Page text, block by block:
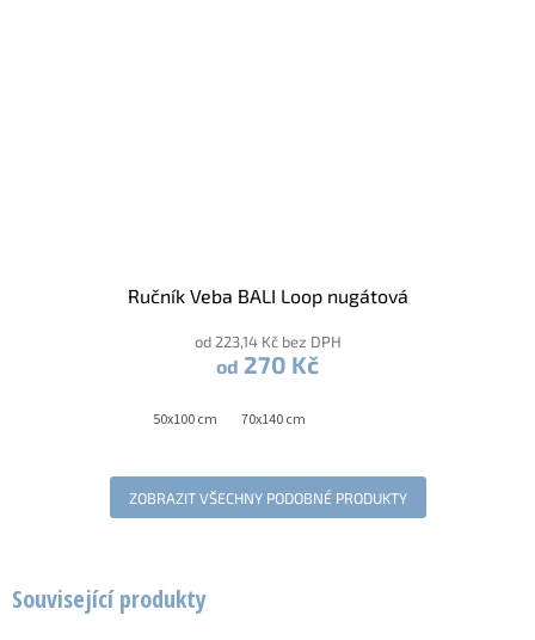
Související produkty
Ručník Veba BALI Loop nugátová
od 223,14 Kč bez DPH
od 270 Kč
50x100 cm 70x140 cm
ZOBRAZIT VŠECHNY PODOBNÉ PRODUKTY